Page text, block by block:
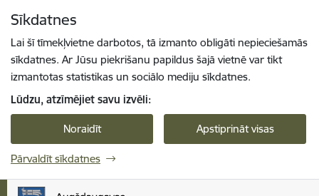
Sīkdatnes
Lai šī tīmekļvietne darbotos, tā izmanto obligāti nepieciešamās
sīkdatnes. Ar Jūsu piekrišanu papildus šajā vietnē var tikt
izmantotas statistikas un sociālo mediju sīkdatnes.
Lūdzu, atzīmējiet savu izvēli:
Noraidīt Apstiprināt visas
Pārvaldīt sīkdatnes